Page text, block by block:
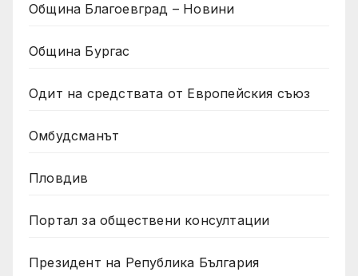
Община Благоевград – Новини
Община Бургас
Одит на средствата от Европейския съюз
Омбудсманът
Пловдив
Портал за обществени консултации
Президент на Република България